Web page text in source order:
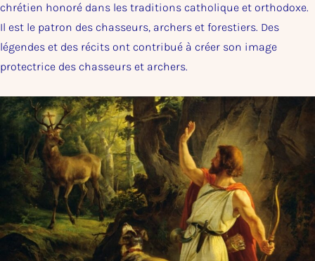
chrétien honoré dans les traditions catholique et orthodoxe.
Il est le patron des chasseurs, archers et forestiers. Des
légendes et des récits ont contribué à créer son image
protectrice des chasseurs et archers.